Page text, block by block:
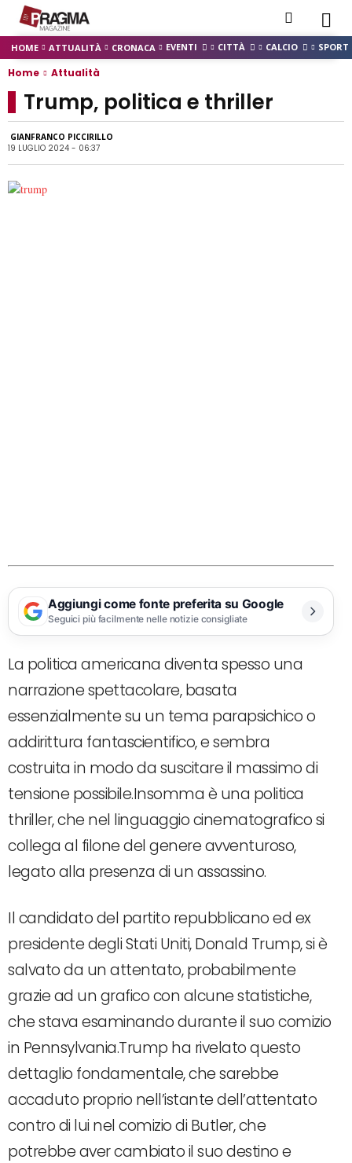
HOME ATTUALITÀ CRONACA EVENTI CITTÀ CALCIO SPORT
Home Attualità
Trump, politica e thriller
GIANFRANCO PICCIRILLO
19 LUGLIO 2024 - 06:37
Aggiungi come fonte preferita su Google
Seguici più facilmente nelle notizie consigliate
La politica americana diventa spesso una
narrazione spettacolare, basata
essenzialmente su un tema parapsichico o
addirittura fantascientifico, e sembra
costruita in modo da suscitare il massimo di
tensione possibile.Insomma è una politica
thriller, che nel linguaggio cinematografico si
collega al filone del genere avventuroso,
legato alla presenza di un assassino.
Il candidato del partito repubblicano ed ex
presidente degli Stati Uniti, Donald Trump, si è
salvato da un attentato, probabilmente
grazie ad un grafico con alcune statistiche,
che stava esaminando durante il suo comizio
in Pennsylvania.Trump ha rivelato questo
dettaglio fondamentale, che sarebbe
accaduto proprio nell’istante dell’attentato
contro di lui nel comizio di Butler, che
potrebbe aver cambiato il suo destino e